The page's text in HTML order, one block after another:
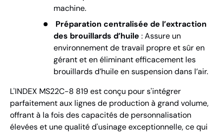
machine.
Préparation centralisée de l’extraction
des brouillards d’huile : Assure un
environnement de travail propre et sûr en
gérant et en éliminant efficacement les
brouillards d’huile en suspension dans l’air.
L'INDEX MS22C-8 819 est conçu pour s'intégrer
parfaitement aux lignes de production à grand volume,
offrant à la fois des capacités de personnalisation
élevées et une qualité d'usinage exceptionnelle, ce qui